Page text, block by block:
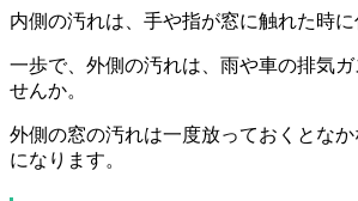
内側の汚れは、手や指が窓に触れた時
一歩で、外側の汚れは、雨や車の排気
せんか。
外側の窓の汚れは一度放っておくとな
になります。